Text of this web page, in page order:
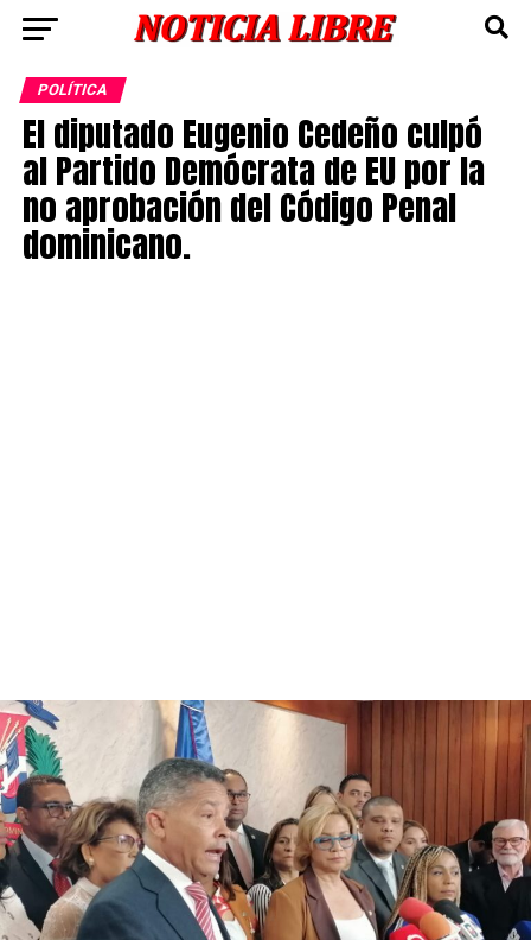
POLÍTICA
El diputado Eugenio Cedeño culpó
al Partido Demócrata de EU por la
no aprobación del Código Penal
dominicano.